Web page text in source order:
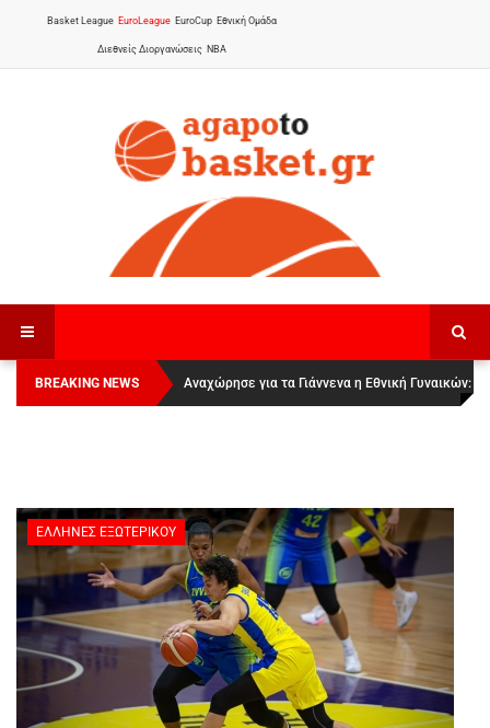
Basket League EuroLeague EuroCup Εθνική Ομάδα
Διεθνείς Διοργανώσεις NBA
BREAKING NEWS
Οι Πάνθηρες Καβάλας στην Women Basketball
League 1
Αναχώρησε για τα Γιάννενα η Εθνική Γυναικών:
ΈΛΛΗΝΕΣ ΕΞΩΤΕΡΙΚΟΎ